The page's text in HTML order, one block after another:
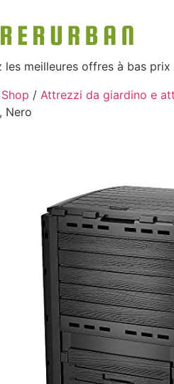
les meilleures offres à bas
Shop / Attrezzi da giardino e
Nero